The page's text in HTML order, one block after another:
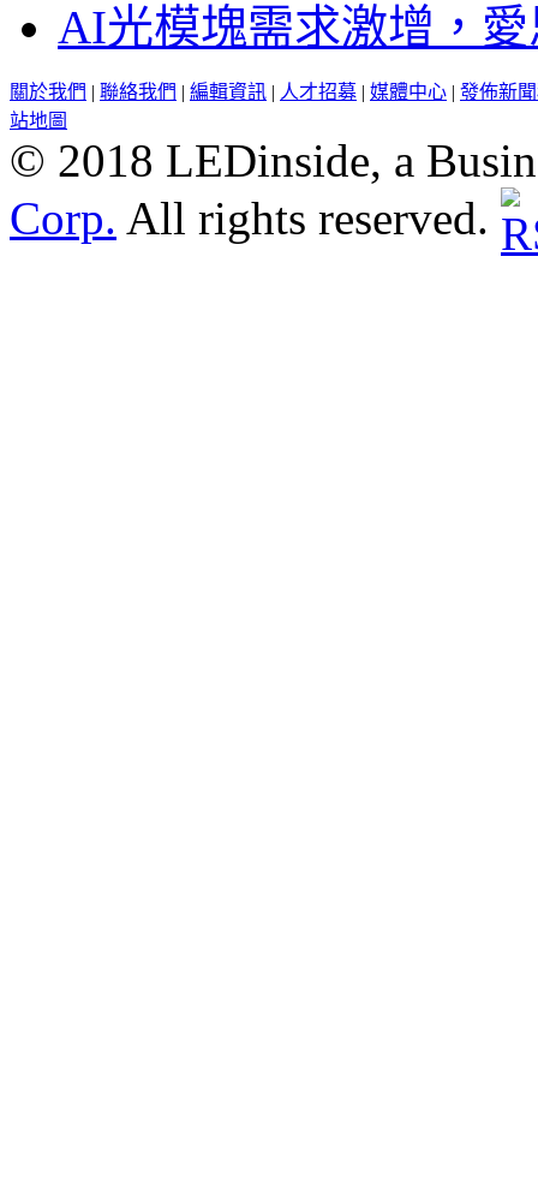
AI光模塊需求激增，
關於我們 | 聯絡我們 | 編輯資訊 | 人才招募 | 媒體中心 | 發佈新
站地圖
© 2018 LEDinside, a
Corp. All rights reserved.